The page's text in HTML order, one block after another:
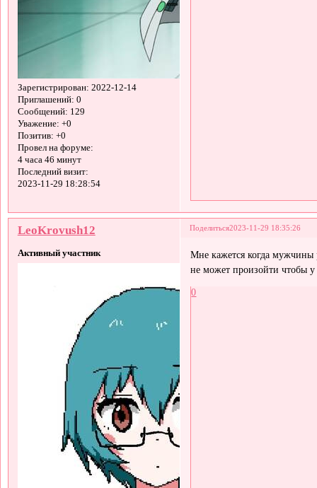
Зарегистрирован: 2022-12-14
Приглашений: 0
Сообщений: 129
Уважение: +0
Позитив: +0
Провел на форуме:
4 часа 46 минут
Последний визит:
2023-11-29 18:28:54
Поделиться2023-11-29 18:35:26
LeoKrovush12
Активный участник
Мне кажется когда мужчины
не может произойти чтобы у
0